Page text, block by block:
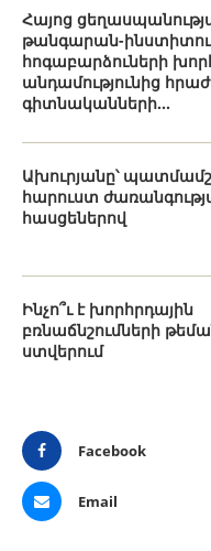
Հայոց
թանգարան-
հոգաբարձուների
անդամությունից
գիտնականների...
Ախուրյանը՝
հարուստ
հասցեներով
Ինչո՞ւ է խորհրդային
բռնաճնշումների
ստվերում
Facebook
Email